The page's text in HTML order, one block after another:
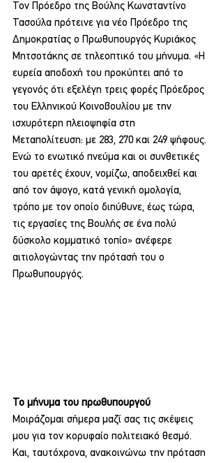
Τον Πρόεδρο της Βούλης Κωνσταντίνο
Τασούλα πρότεινε για νέο Πρόεδρο της
Δημοκρατίας ο Πρωθυπουργός Κυριάκος
Μητσοτάκης σε τηλεοπτικό του μήνυμα. «Η
ευρεία αποδοχή του προκύπτει από το
γεγονός ότι εξελέγη τρεις φορές Πρόεδρος
του Ελληνικού Κοινοβουλίου με την
ισχυρότερη πλειοψηφία στη
Μεταπολίτευση: με 283, 270 και 249 ψήφους.
Ενώ το ενωτικό πνεύμα και οι συνθετικές
του αρετές έχουν, νομίζω, αποδειχθεί και
από τον άψογο, κατά γενική ομολογία,
τρόπο με τον οποίο διηύθυνε, έως τώρα,
τις εργασίες της Βουλής σε ένα πολύ
δύσκολο κομματικό τοπίο» ανέφερε
αιτιολογώντας την πρότασή του ο
Πρωθυπουργός.
Το μήνυμα του πρωθυπουργού
Μοιράζομαι σήμερα μαζί σας τις σκέψεις
μου για τον κορυφαίο πολιτειακό θεσμό.
Και, ταυτόχρονα, ανακοινώνω την πρόταση